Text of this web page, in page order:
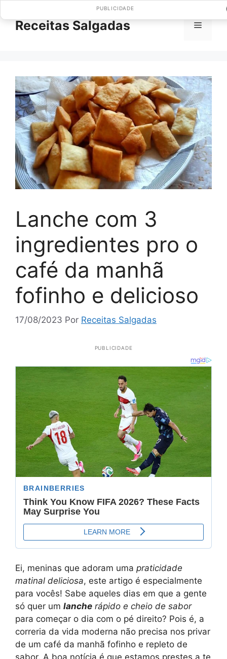
paraReceitas Salgadas Menu
Lanche com 3
ingredientes pro o
café da manhã
fofinho e delicioso
17/08/2023 Por Receitas Salgadas
PUBLICIDADE
Ei, meninas que adoram uma praticidade
matinal deliciosa, este artigo é especialmente
para vocês! Sabe aqueles dias em que a gente
só quer um lanche rápido e cheio de sabor
para começar o dia com o pé direito? Pois é, a
correria da vida moderna não precisa nos privar
de um café da manhã fofinho e repleto de
PUBLICIDADE